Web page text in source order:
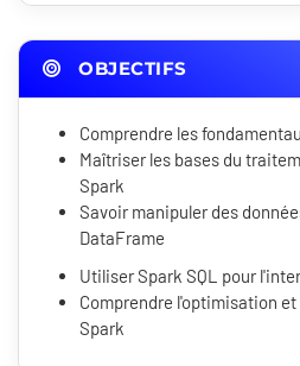
OBJECTIFS
Comprendre les
Maîtriser les bases du
Spark
Savoir manipuler des
DataFrame
Utiliser Spark SQL pour
Comprendre l'optimisation
Spark